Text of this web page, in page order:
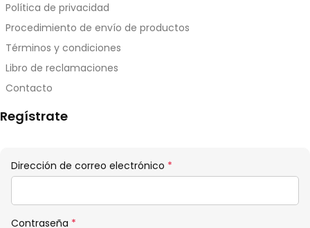
Política de privacidad
Procedimiento de envío de productos
Términos y condiciones
Libro de reclamaciones
Contacto
Regístrate
Dirección de correo electrónico *
Contraseña *